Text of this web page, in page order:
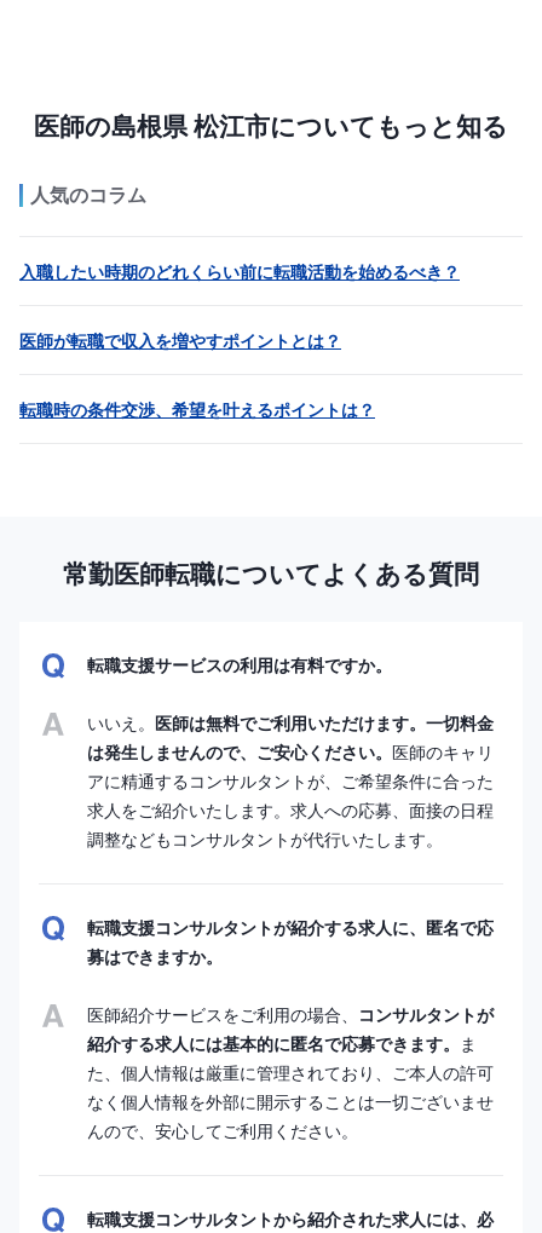
医師の島根県 松江市についてもっと知る
人気のコラム
入職したい時期のどれくらい前に転職活動を始めるべき？
医師が転職で収入を増やすポイントとは？
転職時の条件交渉、希望を叶えるポイントは？
常勤医師転職についてよくある質問
転職支援サービスの利用は有料ですか。
いいえ。 医師は無料でご利用いただけます。一切料金
は発生しませんので、ご安心ください。 医師のキャリ
アに精通するコンサルタントが、ご希望条件に合った
求人をご紹介いたします。求人への応募、面接の日程
調整などもコンサルタントが代行いたします。
転職支援コンサルタントが紹介する求人に、匿名で応
募はできますか。
医師紹介サービスをご利用の場合、
コンサルタントが
紹介する求人には基本的に匿名で応募できます。 ま
た、個人情報は厳重に管理されており、ご本人の許可
なく個人情報を外部に開示することは一切ございませ
んので、安心してご利用ください。
転職支援コンサルタントから紹介された求人には、必